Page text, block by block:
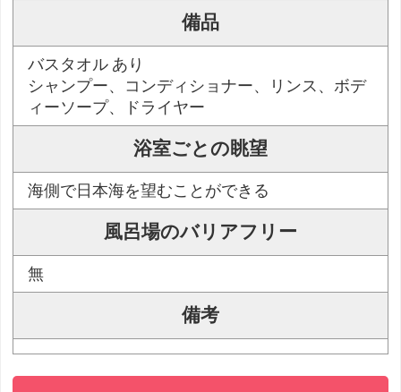
備品
バスタオル あり
シャンプー、コンディショナー、リンス、ボデ
ィーソープ、ドライヤー
浴室ごとの眺望
海側で日本海を望むことができる
風呂場のバリアフリー
無
備考